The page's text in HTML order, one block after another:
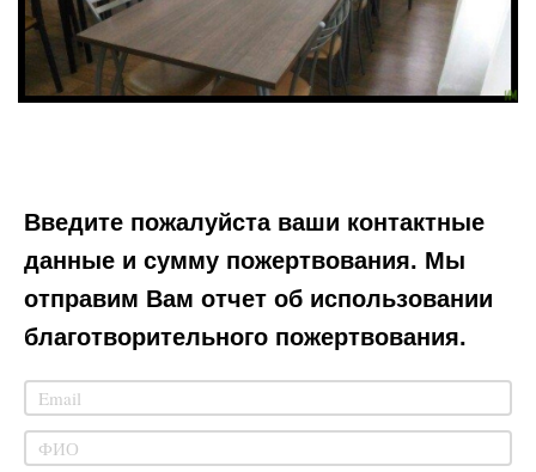
Введите пожалуйста ваши контактные
данные и сумму пожертвования. Мы
отправим Вам отчет об использовании
благотворительного пожертвования.